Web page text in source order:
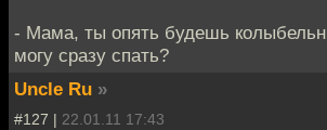
- Мама, ты опять будешь
могу сразу спать?
Uncle Ru »
#127 | 22.01.11 17:43